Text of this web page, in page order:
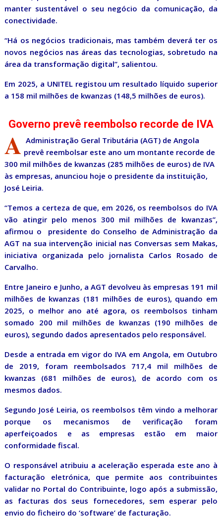
manter sustentável o seu negócio da comunicação, da
conectividade.
“Há os negócios tradicionais, mas também deverá ter os
novos negócios nas áreas das tecnologias, sobretudo na
área da transformação digital”, salientou.
Em 2025, a UNITEL registou um resultado líquido superior
a 158 mil milhões de kwanzas (148,5 milhões de euros).
Governo prevê reembolso recorde de IVA
A Administração Geral Tributária (AGT) de Angola
prevê reembolsar este ano um montante recorde de
300 mil milhões de kwanzas (285 milhões de euros) de IVA
às empresas, anunciou hoje o presidente da instituição,
José Leiria.
“Temos a certeza de que, em 2026, os reembolsos do IVA
vão atingir pelo menos 300 mil milhões de kwanzas”,
afirmou o presidente do Conselho de Administração da
AGT na sua intervenção inicial nas Conversas sem Makas,
iniciativa organizada pelo jornalista Carlos Rosado de
Carvalho.
Entre Janeiro e Junho, a AGT devolveu às empresas 191 mil
milhões de kwanzas (181 milhões de euros), quando em
2025, o melhor ano até agora, os reembolsos tinham
somado 200 mil milhões de kwanzas (190 milhões de
euros), segundo dados apresentados pelo responsável.
Desde a entrada em vigor do IVA em Angola, em Outubro
de 2019, foram reembolsados 717,4 mil milhões de
kwanzas (681 milhões de euros), de acordo com os
mesmos dados.
Segundo José Leiria, os reembolsos têm vindo a melhorar
porque os mecanismos de verificação foram
aperfeiçoados e as empresas estão em maior
conformidade fiscal.
O responsável atribuiu a aceleração esperada este ano à
facturação eletrónica, que permite aos contribuintes
validar no Portal do Contribuinte, logo após a submissão,
as facturas dos seus fornecedores, sem esperar pelo
envio do ficheiro do ‘software’ de facturação.